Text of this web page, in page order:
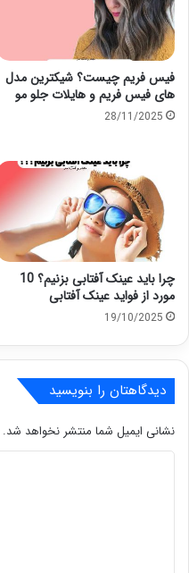
فیس فریم چیست؟ شیکترین مدل
های فیس فریم و هایلات جلو مو
28/11/2025
چرا باید عینک آفتابی بزنیم؟ 10
مورد از فواید عینک آفتابی
19/10/2025
دیدگاهتان را بنویسید
نشانی ایمیل شما منتشر نخواهد شد.